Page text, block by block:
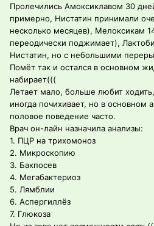
Пролечились Амоксиклавом 30
примерно, Нистатин принимали
несколько месяцев), Мелоксикам
переодически поджимает),
Нистатин, но с небольшими
Помёт так и остался в основном
набирает(((
Летает мало, больше любит ходить,
иногда почихивает, но в основном
половое поведение часто.
Врач он-лайн назначила анализы:
1. ПЦР на трихомоноз
2. Микроскопию
3. Бакпосев
4. Мегабактериоз
5. Лямблии
6. Аспергиллёз
7. Глюкоза